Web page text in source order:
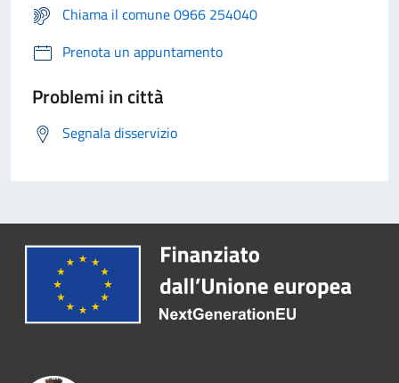
Chiama il comune 0966 254040
Prenota un appuntamento
Problemi in città
Segnala disservizio